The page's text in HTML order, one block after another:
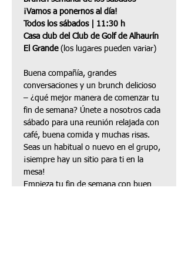
¡Vamos a ponernos al día!
Todos los sábados | 11:30 h
Casa club del Club de Golf de Alhaurín
El Grande (los lugares pueden variar)
Buena compañía, grandes
conversaciones y un brunch delicioso
– ¿qué mejor manera de comenzar tu
fin de semana? Únete a nosotros cada
sábado para una reunión relajada con
café, buena comida y muchas risas.
Seas un habitual o nuevo en el grupo,
¡siempre hay un sitio para ti en la
mesa!
Empieza tu fin de semana con buen